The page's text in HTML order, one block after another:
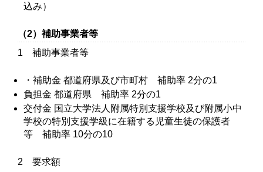
込み）
（2）補助事業者等
1 補助事業者等
・補助金 都道府県及び市町村 補助率 2分の1
負担金 都道府県 補助率 2分の1
交付金 国立大学法人附属特別支援学校及び附属小中
学校の特別支援学級に在籍する児童生徒の保護者
等 補助率 10分の10
2 要求額